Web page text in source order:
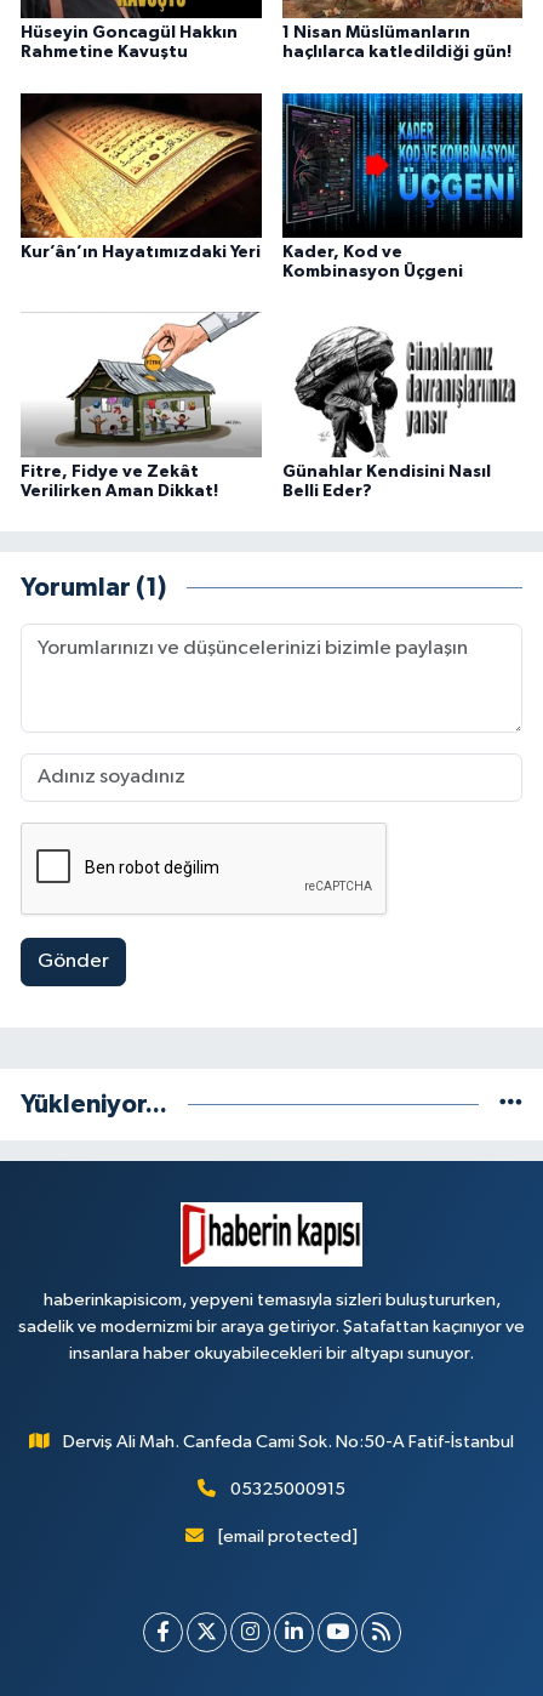
Hüseyin Goncagül Hakkın
Rahmetine Kavuştu
1 Nisan Müslümanların
haçlılarca katledildiği gün!
Kur’ân’ın Hayatımızdaki Yeri
Kader, Kod ve
Kombinasyon Üçgeni
Fitre, Fidye ve Zekât
Verilirken Aman Dikkat!
Günahlar Kendisini Nasıl
Belli Eder?
Yorumlar (1)
Gönder
Yükleniyor...
haberinkapisicom, yepyeni temasıyla sizleri buluştururken,
sadelik ve modernizmi bir araya getiriyor. Şatafattan kaçınıyor ve
insanlara haber okuyabilecekleri bir altyapı sunuyor.
Derviş Ali Mah. Canfeda Cami Sok. No:50-A Fatif-İstanbul
05325000915
[email protected]